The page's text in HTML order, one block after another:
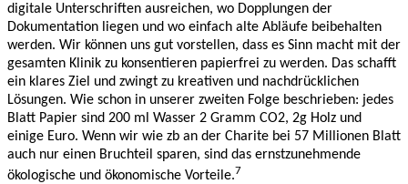
digitale Unterschriften ausreichen, wo Dopplungen der
Dokumentation liegen und wo einfach alte Abläufe beibehalten
werden. Wir können uns gut vorstellen, dass es Sinn macht mit der
gesamten Klinik zu konsentieren papierfrei zu werden. Das schafft
ein klares Ziel und zwingt zu kreativen und nachdrücklichen
Lösungen. Wie schon in unserer zweiten Folge beschrieben: jedes
Blatt Papier sind 200 ml Wasser 2 Gramm CO2, 2g Holz und
einige Euro. Wenn wir wie zb an der Charite bei 57 Millionen Blatt
auch nur einen Bruchteil sparen, sind das ernstzunehmende
ökologische und ökonomische Vorteile.7